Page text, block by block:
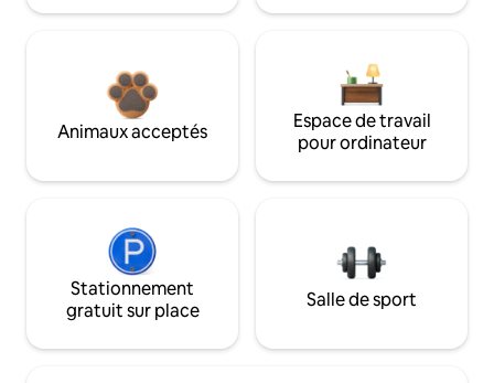
Animaux acceptés
Espace de travail
pour ordinateur
Stationnement
gratuit sur place
Salle de sport